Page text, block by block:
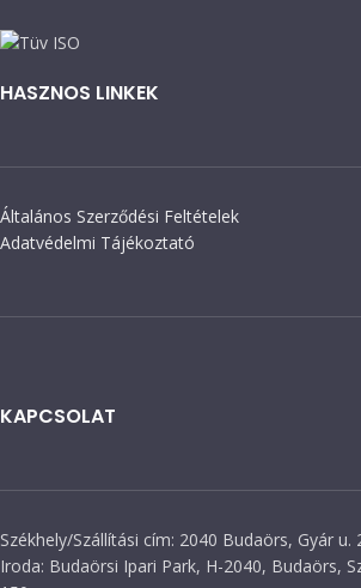
HASZNOS LINKEK
Általános Szerződési Feltételek
Adatvédelmi Tájékoztató
KAPCSOLAT
Székhely/Szállítási cím: 2040 Budaörs, Gyár u.
Iroda: Budaörsi Ipari Park, H-2040, Budaörs,